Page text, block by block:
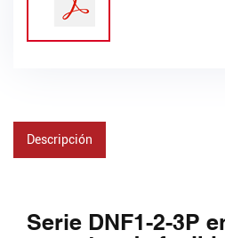
Descripción
Serie DNF1-2-3P